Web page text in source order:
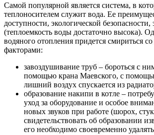
Самой популярной является система, в
теплоносителем служит вода. Ее
доступности, экологической
(теплоемкость воды достаточно высока).
водяного отопления придется смириться
факторами:
завоздушивание труб – бороться с
помощью крана Маевского, с
лишний воздух спускается из
образование накипи в котле –
уход за оборудование и особое
новых звуков при работе (шорох,
свидетельствовать об образовании
его необходимо своевременно